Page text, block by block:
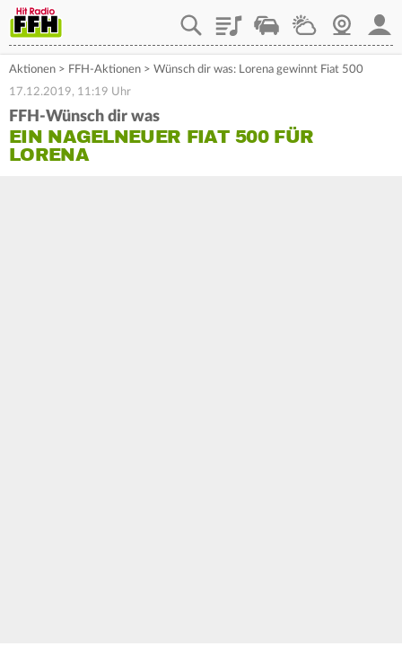
PlaylistStaupilotWetterWebcam
Aktionen > FFH-Aktionen > Wünsch dir was: Lorena gewinnt Fiat 500
17.12.2019, 11:19 Uhr
FFH-Wünsch dir was
EIN NAGELNEUER FIAT 500 FÜR
LORENA